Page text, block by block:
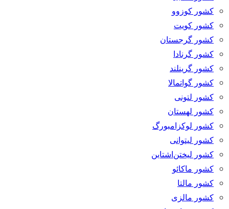
کشور کوزوو
کشور کویت
کشور گرجستان
کشور گرنادا
کشور گرینلند
کشور گواتمالا
کشور لتونی
کشور لهستان
کشور لوکزامبورگ
کشور لیتوانی
کشور لیختن‌اشتاین
کشور ماکائو
کشور مالتا
کشور مالزی